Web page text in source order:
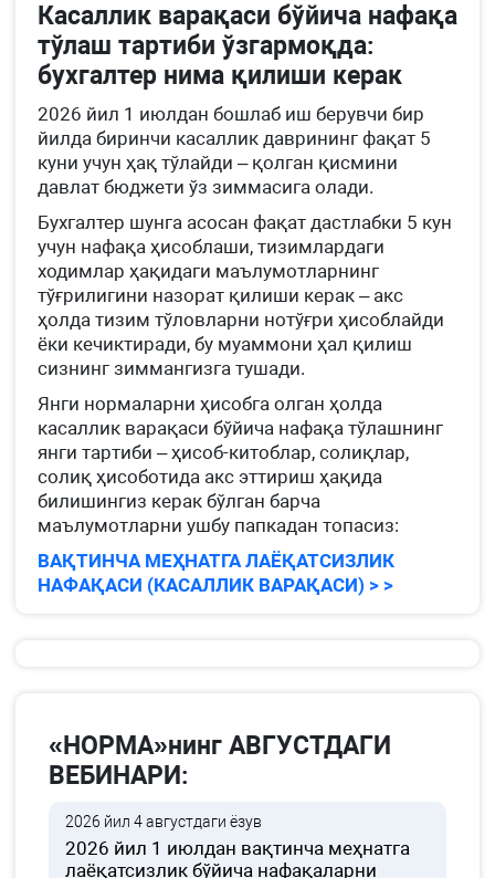
Касаллик варақаси бўйича нафақа
тўлаш тартиби ўзгармоқда:
бухгалтер нима қилиши керак
2026 йил 1 июлдан бошлаб иш берувчи бир
йилда биринчи касаллик даврининг фақат 5
куни учун ҳақ тўлайди – қолган қисмини
давлат бюджети ўз зиммасига олади.
Бухгалтер шунга асосан фақат дастлабки 5 кун
учун нафақа ҳисоблаши, тизимлардаги
ходимлар ҳақидаги маълумотларнинг
тўғрилигини назорат қилиши керак – акс
ҳолда тизим тўловларни нотўғри ҳисоблайди
ёки кечиктиради, бу муаммони ҳал қилиш
сизнинг зиммангизга тушади.
Янги нормаларни ҳисобга олган ҳолда
касаллик варақаси бўйича нафақа тўлашнинг
янги тартиби – ҳисоб-китоблар, солиқлар,
солиқ ҳисоботида акс эттириш ҳақида
билишингиз керак бўлган барча
маълумотларни ушбу папкадан топасиз:
ВАҚТИНЧА МЕҲНАТГА ЛАЁҚАТСИЗЛИК
НАФАҚАСИ (КАСАЛЛИК ВАРАҚАСИ) > >
«НОРМА»нинг АВГУСТДАГИ
ВЕБИНАРИ:
2026 йил 4 августдаги ёзув
2026 йил 1 июлдан вақтинча меҳнатга
лаёқатсизлик бўйича нафақаларни